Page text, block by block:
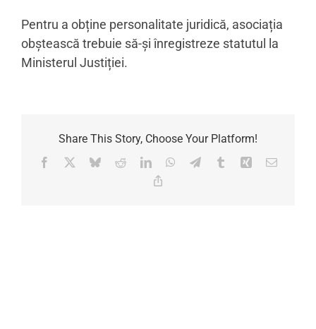
Pentru a obține personalitate juridică, asociația
obștească trebuie să-și înregistreze statutul la
Ministerul Justiției.
Share This Story, Choose Your Platform!
Facebook BlueskyRedditLinkedInWhatsApp
TelegramTumblrXing Email